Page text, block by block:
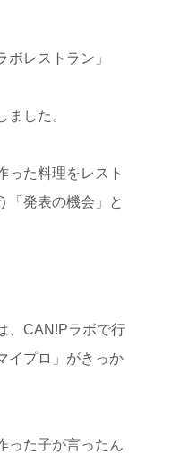
ボレストラン」
した。
った料理をレスト
「発表の機会」と
、CAN!Pラボで行
イプロ」がきっか
った子が言ったん